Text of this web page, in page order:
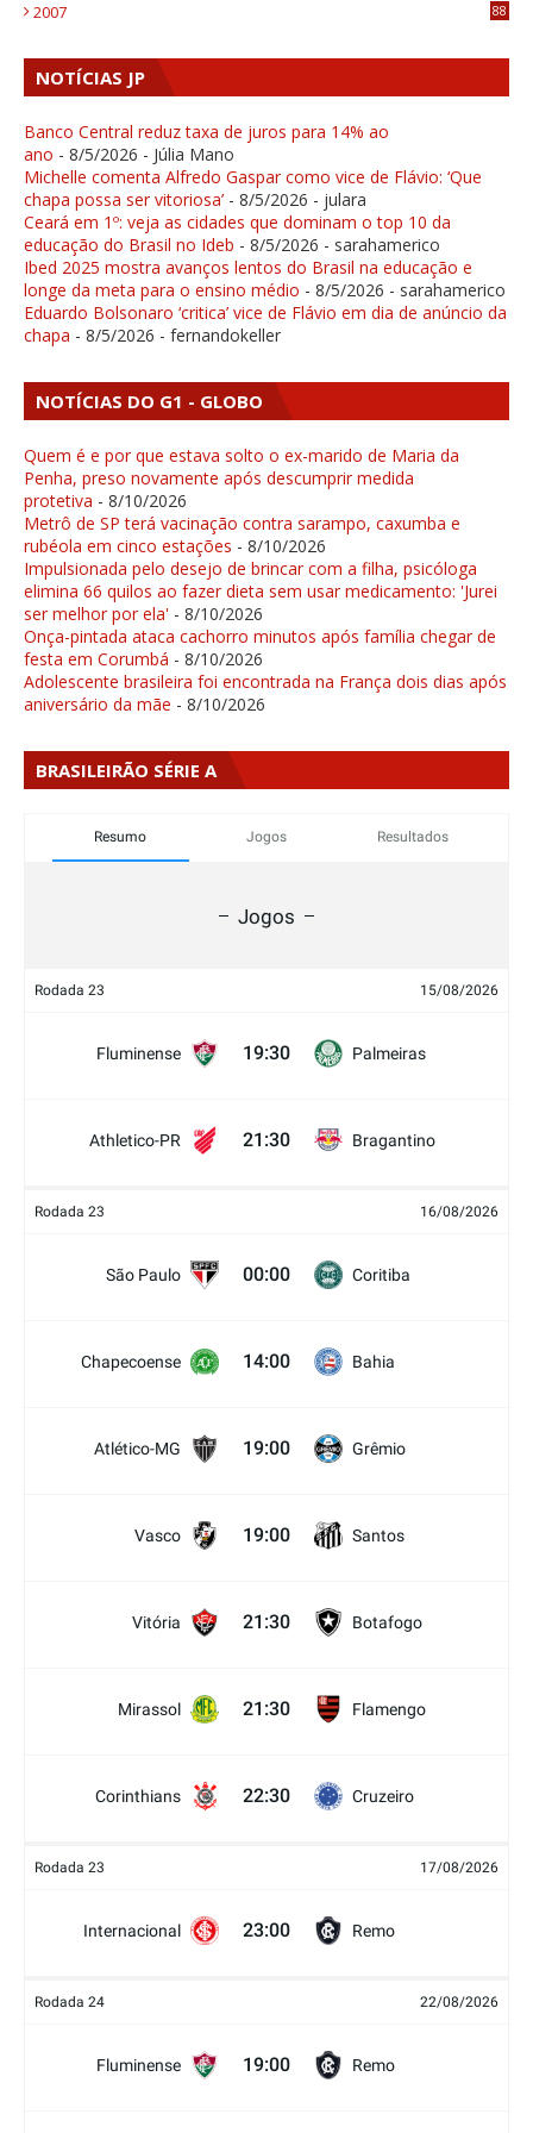
2007 88
NOTÍCIAS JP
Banco Central reduz taxa de juros para 14% ao
ano - 8/5/2026 - Júlia Mano
Michelle comenta Alfredo Gaspar como vice de Flávio: ‘Que
chapa possa ser vitoriosa’ - 8/5/2026 - julara
Ceará em 1º: veja as cidades que dominam o top 10 da
educação do Brasil no Ideb - 8/5/2026 - sarahamerico
Ibed 2025 mostra avanços lentos do Brasil na educação e
longe da meta para o ensino médio - 8/5/2026 - sarahamerico
Eduardo Bolsonaro ‘critica’ vice de Flávio em dia de anúncio da
chapa - 8/5/2026 - fernandokeller
NOTÍCIAS DO G1 - GLOBO
Quem é e por que estava solto o ex-marido de Maria da
Penha, preso novamente após descumprir medida
protetiva - 8/10/2026
Metrô de SP terá vacinação contra sarampo, caxumba e
rubéola em cinco estações - 8/10/2026
Impulsionada pelo desejo de brincar com a filha, psicóloga
elimina 66 quilos ao fazer dieta sem usar medicamento: 'Jurei
ser melhor por ela' - 8/10/2026
Onça-pintada ataca cachorro minutos após família chegar de
festa em Corumbá - 8/10/2026
Adolescente brasileira foi encontrada na França dois dias após
aniversário da mãe - 8/10/2026
BRASILEIRÃO SÉRIE A
Resumo Jogos Resultados
Jogos
Rodada 23 15/08/2026
Fluminense 19:30 Palmeiras
Athletico-PR 21:30 Bragantino
Rodada 23 16/08/2026
São Paulo 00:00 Coritiba
Chapecoense 14:00 Bahia
Atlético-MG 19:00 Grêmio
Vasco 19:00 Santos
Vitória 21:30 Botafogo
Mirassol 21:30 Flamengo
Corinthians 22:30 Cruzeiro
Rodada 23 17/08/2026
Internacional 23:00 Remo
Rodada 24 22/08/2026
Fluminense 19:00 Remo